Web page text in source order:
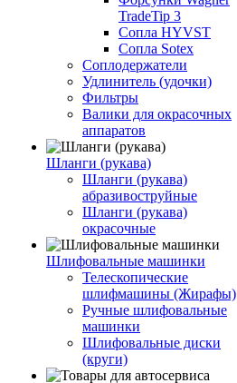
TradeTip 3
Сопла HYVST
Сопла Sotex
Соплодержатели
Удлинитель (удочки)
Фильтры
Валики для окрасочных
аппаратов
Шланги (рукава)
Шланги (рукава)
абразивоструйные
Шланги (рукава)
окрасочные
Шлифовальные машинки
Телескопические
шлифмашины (Жирафы)
Ручные шлифовальные
машинки
Шлифовальные диски
(круги)